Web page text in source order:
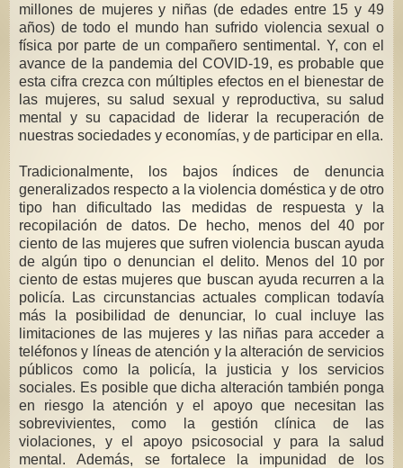
millones de mujeres y niñas (de edades entre 15 y 49
años) de todo el mundo han sufrido violencia sexual o
física por parte de un compañero sentimental. Y, con el
avance de la pandemia del COVID-19, es probable que
esta cifra crezca con múltiples efectos en el bienestar de
las mujeres, su salud sexual y reproductiva, su salud
mental y su capacidad de liderar la recuperación de
nuestras sociedades y economías, y de participar en ella.
Tradicionalmente, los bajos índices de denuncia
generalizados respecto a la violencia doméstica y de otro
tipo han dificultado las medidas de respuesta y la
recopilación de datos. De hecho, menos del 40 por
ciento de las mujeres que sufren violencia buscan ayuda
de algún tipo o denuncian el delito. Menos del 10 por
ciento de estas mujeres que buscan ayuda recurren a la
policía. Las circunstancias actuales complican todavía
más la posibilidad de denunciar, lo cual incluye las
limitaciones de las mujeres y las niñas para acceder a
teléfonos y líneas de atención y la alteración de servicios
públicos como la policía, la justicia y los servicios
sociales. Es posible que dicha alteración también ponga
en riesgo la atención y el apoyo que necesitan las
sobrevivientes, como la gestión clínica de las
violaciones, y el apoyo psicosocial y para la salud
mental. Además, se fortalece la impunidad de los